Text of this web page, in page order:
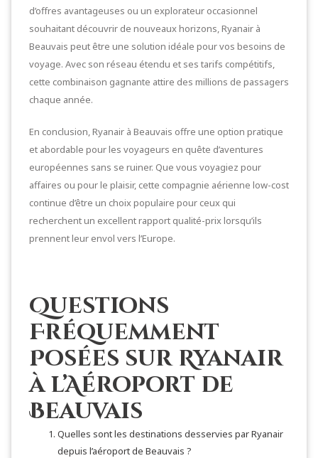
d’offres avantageuses ou un explorateur occasionnel
souhaitant découvrir de nouveaux horizons, Ryanair à
Beauvais peut être une solution idéale pour vos besoins de
voyage. Avec son réseau étendu et ses tarifs compétitifs,
cette combinaison gagnante attire des millions de passagers
chaque année.
En conclusion, Ryanair à Beauvais offre une option pratique
et abordable pour les voyageurs en quête d’aventures
européennes sans se ruiner. Que vous voyagiez pour
affaires ou pour le plaisir, cette compagnie aérienne low-cost
continue d’être un choix populaire pour ceux qui
recherchent un excellent rapport qualité-prix lorsqu’ils
prennent leur envol vers l’Europe.
Questions
Fréquemment
Posées sur Ryanair
à l’Aéroport de
Beauvais
Quelles sont les destinations desservies par Ryanair
depuis l’aéroport de Beauvais ?